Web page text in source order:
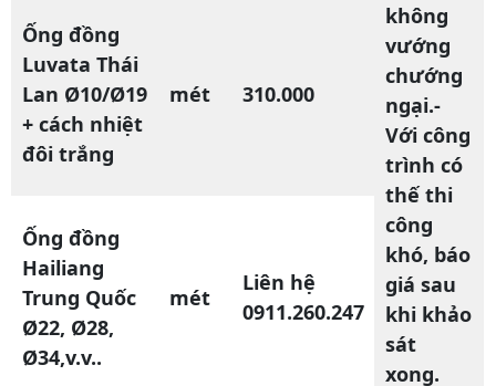
không
vướng
chướng
ngại.-
Với công
trình có
thế thi
công
khó, báo
giá sau
khi khảo
sát
xong.
Ống đồng
Luvata Thái
Lan Ø10/Ø19
+ cách nhiệt
đôi trắng
mét 310.000
Ống đồng
Hailiang
Trung Quốc
Ø22, Ø28,
Ø34,v.v..
mét
Liên hệ
0911.260.247